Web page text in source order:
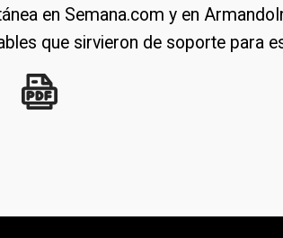
en Semana.com y en
que sirvieron de soporte para